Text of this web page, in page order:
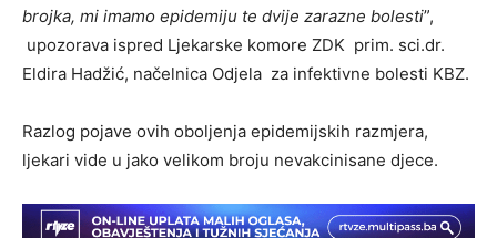
brojka, mi imamo epidemiju te dvije zarazne bolesti”,
upozorava ispred Ljekarske komore ZDK prim. sci.dr.
Eldira Hadžić, načelnica Odjela za infektivne bolesti KBZ.
Razlog pojave ovih oboljenja epidemijskih razmjera,
ljekari vide u jako velikom broju nevakcinisane djece.